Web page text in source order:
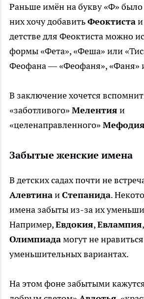
Раньше имён на букву «Ф»
них хочу добавитьФеоктистаи
детстве для Феоктиста можно
формы «Фета», «Феша» или
Феофана — «Феофаня», «Фаня»
В заключение хочется
«заботливого» Мелентия и
«целенаправленного» Мефодия
Забытые женские имена
В детских садах почти не
АлевтинаиСтепанида.
имена забыты из-за их
Например,Евдокия,Евлампия,
Олимпиадамогут не
уменьшительных вариантах.
На этом фоне забытыми